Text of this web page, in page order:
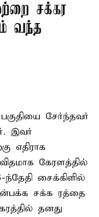
சக்கர
வந்த
சேர்ந்தவர்
இவர்
எதிராக
கேரளத்தில்
சைக்கிளில்
சக்க ரத்தை
தனது